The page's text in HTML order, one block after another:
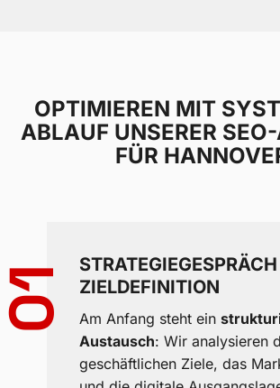
OPTIMIEREN MIT
ABLAUF UNSERER
FÜR
ZIELDEFINITION
Am Anfang steht ein
Austausch: Wir analysieren
geschäftlichen Ziele, das